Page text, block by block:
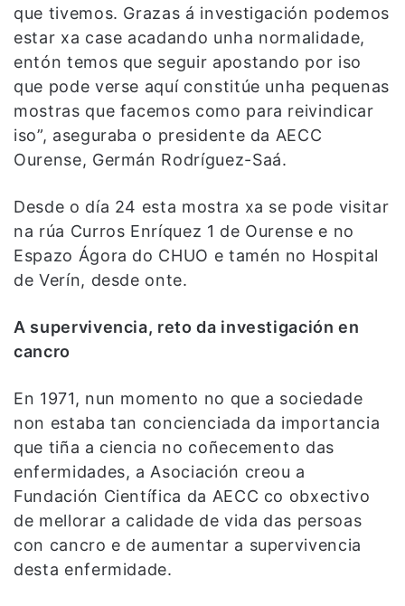
que tivemos. Grazas á investigación podemos
estar xa case acadando unha normalidade,
entón temos que seguir apostando por iso
que pode verse aquí constitúe unha pequenas
mostras que facemos como para reivindicar
iso”, aseguraba o presidente da AECC
Ourense, Germán Rodríguez-Saá.
Desde o día 24 esta mostra xa se pode visitar
na rúa Curros Enríquez 1 de Ourense e no
Espazo Ágora do CHUO e tamén no Hospital
de Verín, desde onte.
A supervivencia, reto da investigación en
cancro
En 1971, nun momento no que a sociedade
non estaba tan concienciada da importancia
que tiña a ciencia no coñecemento das
enfermidades, a Asociación creou a
Fundación Científica da AECC co obxectivo
de mellorar a calidade de vida das persoas
con cancro e de aumentar a supervivencia
desta enfermidade.